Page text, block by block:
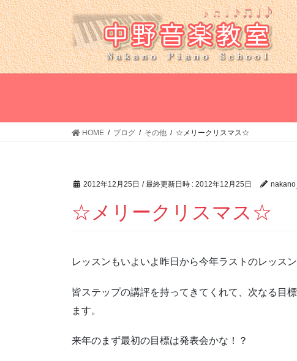
コ
ン
テ
ン
ツ
ッ
ナ
ビ
ゲ
ー
シ
移
HOME ブログ その他 ☆メリークリスマス☆
2012年12月25日 / 最終更新日時 : 2012年12月25日
☆メリークリスマス☆
レッスンもいよいよ昨日から今年ラストのレッスン
皆ステップの講評を持ってきてくれて、次なる目
ます。
来年のまず最初の目標は発表会かな！？